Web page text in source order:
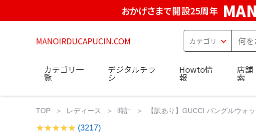
おかげさまで開設25周年
MANOIRDUCAPUCIN.COM
カテゴリ一
覧
デジタルチラ
シ
Howto情
報
店舗
索
TOP レディース 時計 【訳あり】GUCCI バングルウ
(3217)